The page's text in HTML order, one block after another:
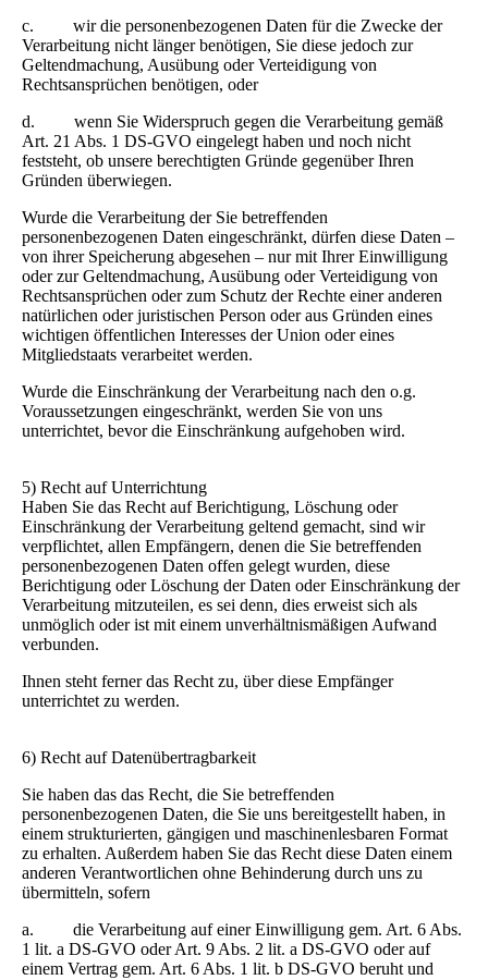
c. wir die personenbezogenen Daten für die Zwecke der
Verarbeitung nicht länger benötigen, Sie diese jedoch zur
Geltendmachung, Ausübung oder Verteidigung von
Rechtsansprüchen benötigen, oder
d. wenn Sie Widerspruch gegen die Verarbeitung gemäß
Art. 21 Abs. 1 DS-GVO eingelegt haben und noch nicht
feststeht, ob unsere berechtigten Gründe gegenüber Ihren
Gründen überwiegen.
Wurde die Verarbeitung der Sie betreffenden
personenbezogenen Daten eingeschränkt, dürfen diese Daten –
von ihrer Speicherung abgesehen – nur mit Ihrer Einwilligung
oder zur Geltendmachung, Ausübung oder Verteidigung von
Rechtsansprüchen oder zum Schutz der Rechte einer anderen
natürlichen oder juristischen Person oder aus Gründen eines
wichtigen öffentlichen Interesses der Union oder eines
Mitgliedstaats verarbeitet werden.
Wurde die Einschränkung der Verarbeitung nach den o.g.
Voraussetzungen eingeschränkt, werden Sie von uns
unterrichtet, bevor die Einschränkung aufgehoben wird.
5) Recht auf Unterrichtung
Haben Sie das Recht auf Berichtigung, Löschung oder
Einschränkung der Verarbeitung geltend gemacht, sind wir
verpflichtet, allen Empfängern, denen die Sie betreffenden
personenbezogenen Daten offen gelegt wurden, diese
Berichtigung oder Löschung der Daten oder Einschränkung der
Verarbeitung mitzuteilen, es sei denn, dies erweist sich als
unmöglich oder ist mit einem unverhältnismäßigen Aufwand
verbunden.
Ihnen steht ferner das Recht zu, über diese Empfänger
unterrichtet zu werden.
6) Recht auf Datenübertragbarkeit
Sie haben das das Recht, die Sie betreffenden
personenbezogenen Daten, die Sie uns bereitgestellt haben, in
einem strukturierten, gängigen und maschinenlesbaren Format
zu erhalten. Außerdem haben Sie das Recht diese Daten einem
anderen Verantwortlichen ohne Behinderung durch uns zu
übermitteln, sofern
a. die Verarbeitung auf einer Einwilligung gem. Art. 6 Abs.
1 lit. a DS-GVO oder Art. 9 Abs. 2 lit. a DS-GVO oder auf
einem Vertrag gem. Art. 6 Abs. 1 lit. b DS-GVO beruht und